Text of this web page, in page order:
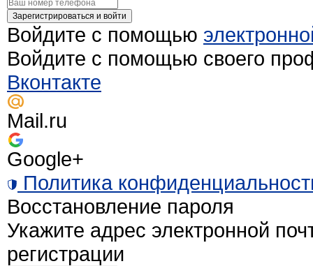
Зарегистрироваться и войти
Войдите с помощью
Войдите с помощью своего
Вконтакте
Mail.ru
Google+
Политика
Восстановление пароля
Укажите адрес электронной
регистрации